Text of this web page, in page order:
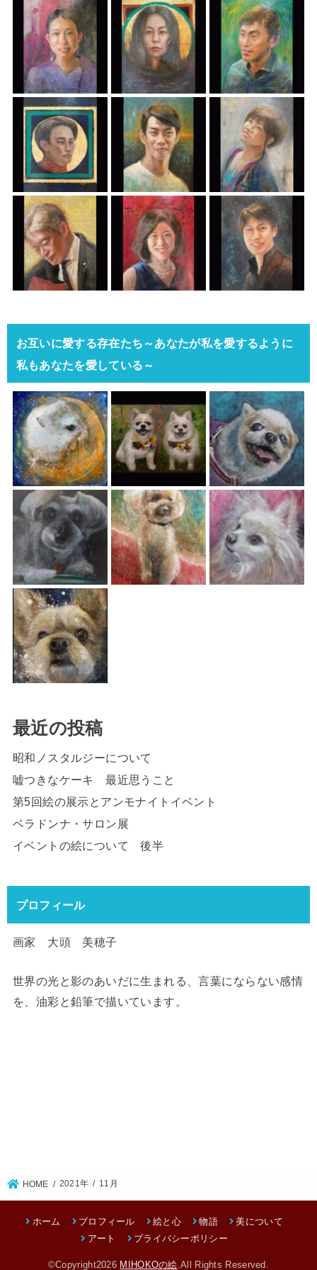
お互いに愛する存在たち～あなたが私を愛するように
私もあなたを愛している～
最近の投稿
昭和ノスタルジーについて
嘘つきなケーキ 最近思うこと
第5回絵の展示とアンモナイトイベント
ベラドンナ・サロン展
イベントの絵について 後半
プロフィール
画家 大頭 美穂子
世界の光と影のあいだに生まれる、言葉にならない感情
を、油彩と鉛筆で描いています。
HOME 2021年 11月
ホーム プロフィール 絵と心 物語
美について
アート
プライバシーポリシー
©Copyright2026 MIHOKOの絵 .All Rights Reserved.